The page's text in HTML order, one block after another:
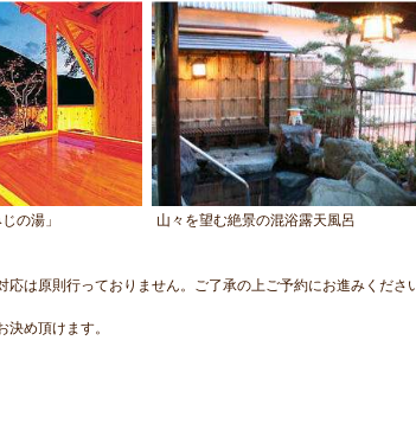
の湯」 山々を望む絶景の混浴露天風呂
は原則行っておりません。ご了承の上ご予約にお進みくださ
め頂けます。